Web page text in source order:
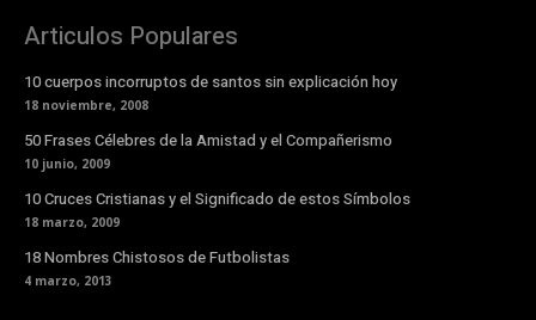
Articulos Populares
10 cuerpos incorruptos de santos sin explicación hoy
18 noviembre, 2008
50 Frases Célebres de la Amistad y el Compañerismo
10 junio, 2009
10 Cruces Cristianas y el Significado de estos Símbolos
18 marzo, 2009
18 Nombres Chistosos de Futbolistas
4 marzo, 2013